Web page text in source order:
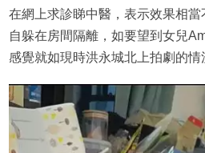
在網上求診睇中醫，表示效果相
自躲在房間隔離，如要望到女兒
感覺就如現時洪永城北上拍劇的情